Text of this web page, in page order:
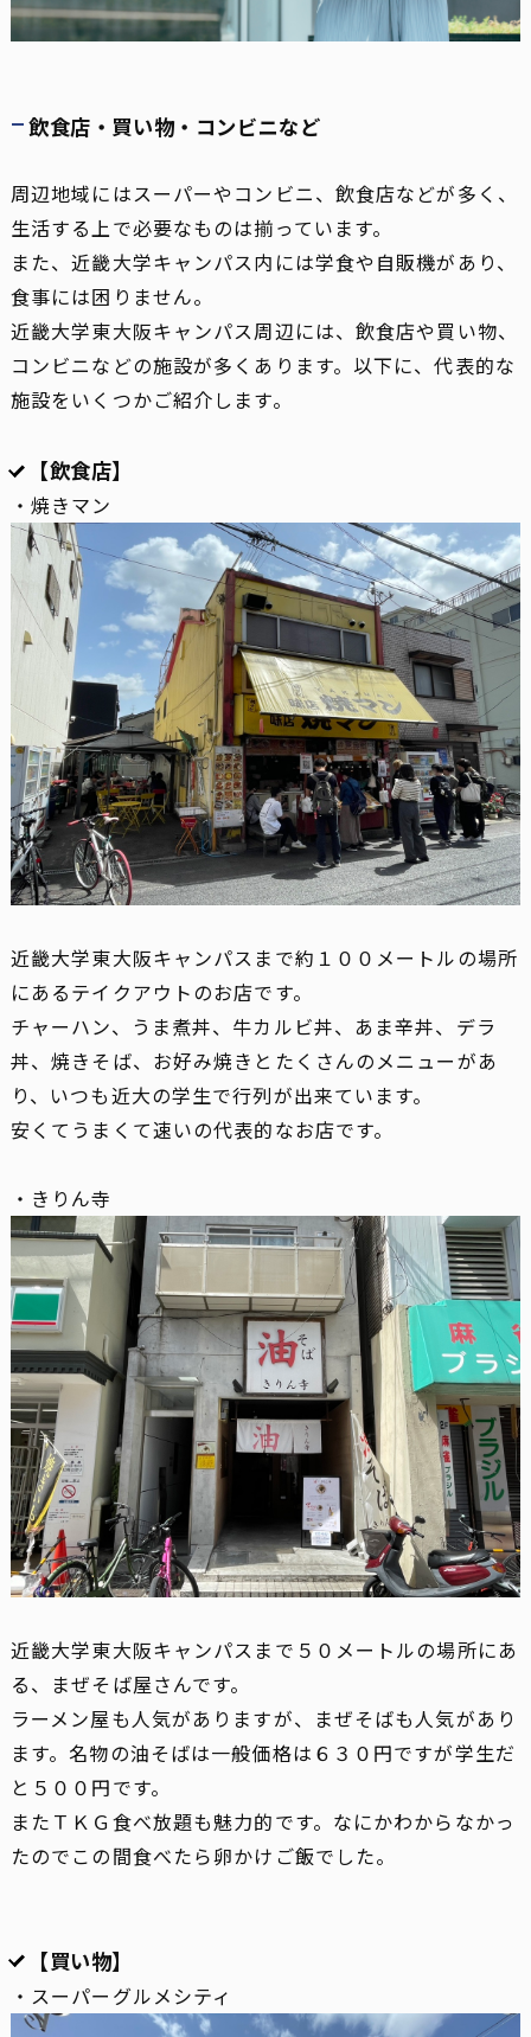
飲食店・買い物・コンビニなど
周辺地域にはスーパーやコンビニ、飲食店などが多く、
生活する上で必要なものは揃っています。
また、近畿大学キャンパス内には学食や自販機があり、
食事には困りません。
近畿大学東大阪キャンパス周辺には、飲食店や買い物、
コンビニなどの施設が多くあります。以下に、代表的な
施設をいくつかご紹介します。
【飲食店】
・焼きマン
近畿大学東大阪キャンパスまで約１００メートルの場所
にあるテイクアウトのお店です。
チャーハン、うま煮丼、牛カルビ丼、あま辛丼、デラ
丼、焼きそば、お好み焼きとたくさんのメニューがあ
り、いつも近大の学生で行列が出来ています。
安くてうまくて速いの代表的なお店です。
・きりん寺
近畿大学東大阪キャンパスまで５０メートルの場所にあ
る、まぜそば屋さんです。
ラーメン屋も人気がありますが、まぜそばも人気があり
ます。名物の油そばは一般価格は６３０円ですが学生だ
と５００円です。
またＴＫＧ食べ放題も魅力的です。なにかわからなかっ
たのでこの間食べたら卵かけご飯でした。
【買い物】
・スーパーグルメシティ